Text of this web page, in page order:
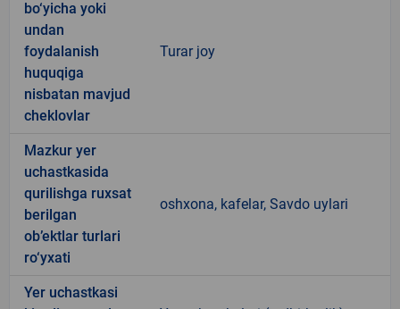
bo‘yicha yoki
undan
foydalanish
huquqiga
nisbatan mavjud
cheklovlar
Turar joy
Mazkur yer
uchastkasida
qurilishga ruxsat
berilgan
ob’ektlar turlari
ro‘yxati
oshxona, kafelar, Savdo uylari
Yer uchastkasi